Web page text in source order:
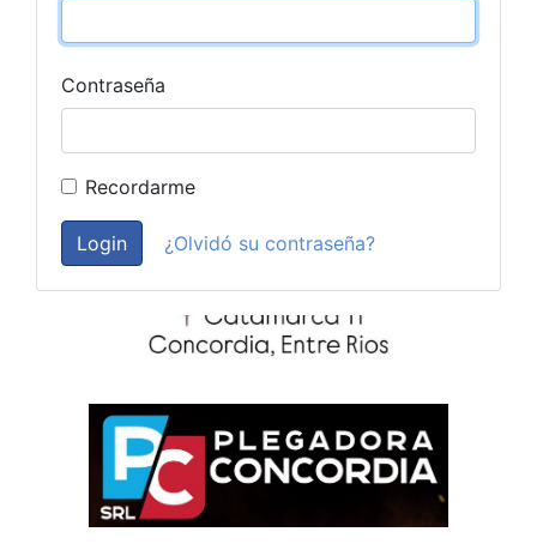
Contraseña
Recordarme
Login ¿Olvidó su contraseña?